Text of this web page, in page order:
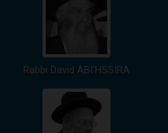
Rabbi David ABI'HSSIRA